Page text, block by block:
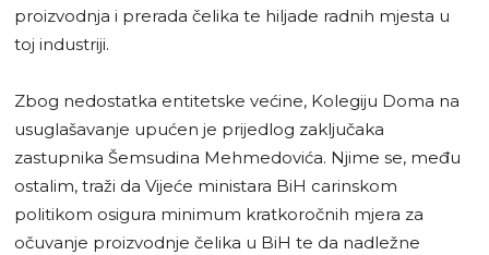
proizvodnja i prerada čelika te hiljade radnih mjesta u
toj industriji.
Zbog nedostatka entitetske većine, Kolegiju Doma na
usuglašavanje upućen je prijedlog zaključaka
zastupnika Šemsudina Mehmedovića. Njime se, među
ostalim, traži da Vijeće ministara BiH carinskom
politikom osigura minimum kratkoročnih mjera za
očuvanje proizvodnje čelika u BiH te da nadležne